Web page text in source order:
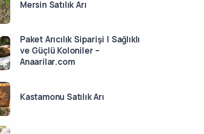
Mersin Satılık Arı
Paket Arıcılık Siparişi | Sağlıklı
ve Güçlü Koloniler –
Anaarilar.com
Kastamonu Satılık Arı